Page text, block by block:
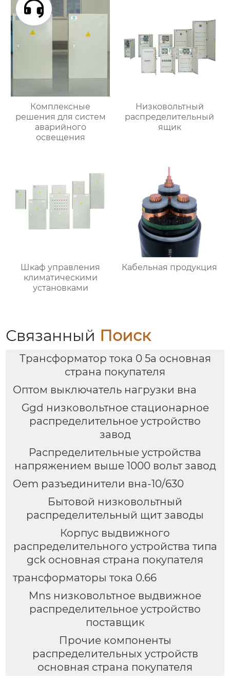
Комплексные
решения для систем
аварийного
освещения
Низковольтный
распределительный
ящик
Шкаф управления
климатическими
установками
Кабельная продукция
Связанный Поиск
Трансформатор тока 0 5а основная
страна покупателя
Оптом выключатель нагрузки вна
Ggd низковольтное стационарное
распределительное устройство
завод
Распределительные устройства
напряжением выше 1000 вольт завод
Oem разъединители вна-10/630
Бытовой низковольтный
распределительный щит заводы
Корпус выдвижного
распределительного устройства типа
gck основная страна покупателя
трансформаторы тока 0.66
Mns низковольтное выдвижное
распределительное устройство
поставщик
Прочие компоненты
распределительных устройств
основная страна покупателя